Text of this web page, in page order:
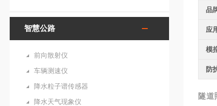
智慧公路
前向散射仪
车辆测速仪
降水粒子谱传感器
降水天气现象仪
品
应
模
防
隧道